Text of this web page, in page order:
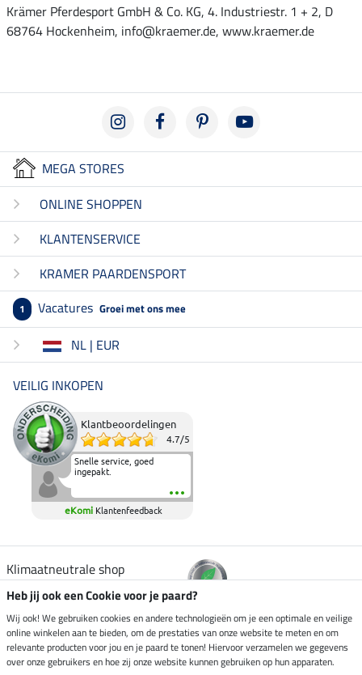
Krämer Pferdesport GmbH & Co. KG, 4. Industriestr. 1 + 2, D
68764 Hockenheim, info@kraemer.de, www.kraemer.de
MEGA STORES
ONLINE SHOPPEN
KLANTENSERVICE
KRAMER PAARDENSPORT
1 Vacatures Groei met ons mee
NL | EUR
VEILIG INKOPEN
Klantbeoordelingen
4.7/5
Snelle service, goed
ingepakt.
eKomi Klantenfeedback
Klimaatneutrale shop
Verzending per
Heb jij ook een Cookie voor je paard?
Wij ook! We gebruiken cookies en andere technologieën om je een optimale en veilige
online winkelen aan te bieden, om de prestaties van onze website te meten en om
relevante producten voor jou en je paard te tonen! Hiervoor verzamelen we gegevens
over onze gebruikers en hoe zij onze website kunnen gebruiken op hun apparaten.